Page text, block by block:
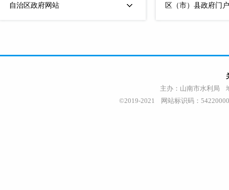
自治区政府网站 区（市）县政府门
主办：山南市水利局
©2019-2021 网站标识码：